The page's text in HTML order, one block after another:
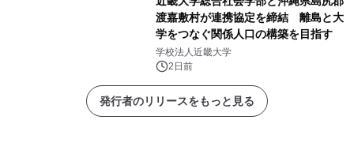
渡嘉敷村が連携協定を締結 離島と大
学をつなぐ関係人口の構築を目指す
学校法人近畿大学
2日前
発行者のリリースをもっと見る